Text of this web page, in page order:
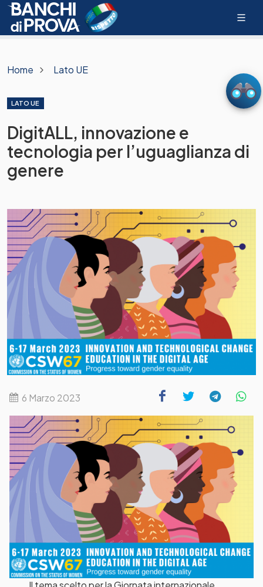
Home Lato UE
LATO UE
DigitALL, innovazione e
tecnologia per l’uguaglianza di
genere
6 Marzo 2023